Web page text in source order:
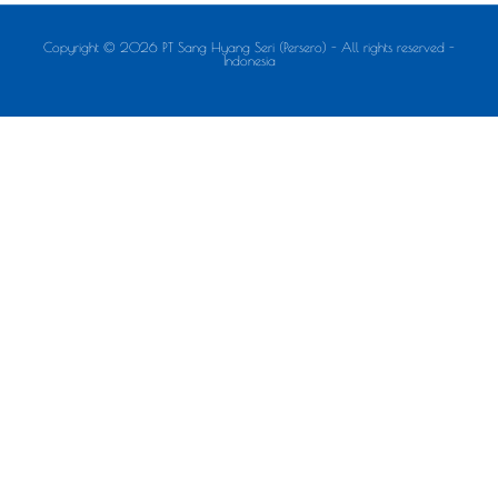
Copyright © 2026 PT Sang Hyang Seri (Persero) - All rights reserved -
Indonesia